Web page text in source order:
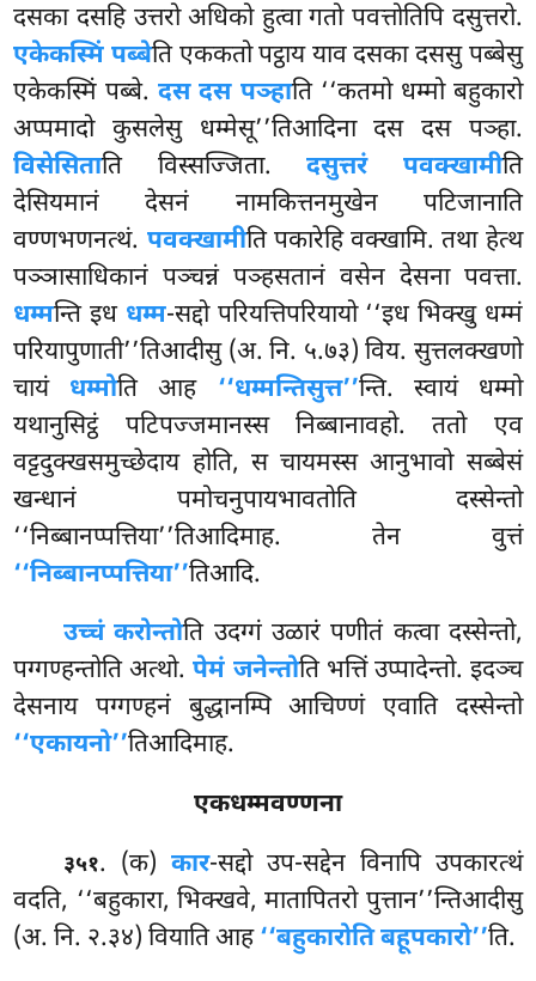
दसका दसहि उत्तरो अधिको हुत्वा गतो पवत्तोतिपि दसुत्तरो.
एकेकस्मिं पब्बेति एककतो पट्ठाय याव दसका दससु पब्बेसु
एकेकस्मिं पब्बे.दस दस पञ्हाति ‘‘कतमो धम्मो बहुकारो
अप्पमादो कुसलेसु धम्मेसू’’तिआदिना दस दस पञ्हा.
विसेसिताति विस्सज्जिता.दसुत्तरं पवक्खामीति
देसियमानं देसनं नामकित्तनमुखेन पटिजानाति
वण्णभणनत्थं. पवक्खामीति पकारेहि वक्खामि. तथा हेत्थ
पञ्ञासाधिकानं पञ्चन्नं पञ्हसतानं वसेन देसना पवत्ता.
धम्मन्ति इध धम्म-सद्दो परियत्तिपरियायो ‘‘इध भिक्खु धम्मं
परियापुणाती’’तिआदीसु (अ. नि. ५.७३) विय. सुत्तलक्खणो
चायं धम्मोति आह ‘‘धम्मन्तिसुत्त’’न्ति. स्वायं धम्मो
यथानुसिट्ठं पटिपज्जमानस्स निब्बानावहो. ततो एव
वट्टदुक्खसमुच्छेदाय होति, स चायमस्स आनुभावो सब्बेसं
खन्धानं पमोचनुपायभावतोति दस्सेन्तो
‘‘निब्बानप्पत्तिया’’तिआदिमाह. तेन वुत्तं
‘‘निब्बानप्पत्तिया’’तिआदि.
उच्चं करोन्तोति उदग्गं उळारं पणीतं कत्वा दस्सेन्तो,
पग्गण्हन्तोति अत्थो.पेमं जनेन्तोति भत्तिं उप्पादेन्तो. इदञ्च
देसनाय पग्गण्हनं बुद्धानम्पि आचिण्णं एवाति दस्सेन्तो
‘‘एकायनो’’तिआदिमाह.
एकधम्मवण्णना
३५१. (क) कार-सद्दो उप-सद्देन विनापि उपकारत्थं
वदति, ‘‘बहुकारा, भिक्खवे, मातापितरो पुत्तान’’न्तिआदीसु
(अ. नि. २.३४) वियाति आह‘‘बहुकारोति बहूपकारो’’ति.